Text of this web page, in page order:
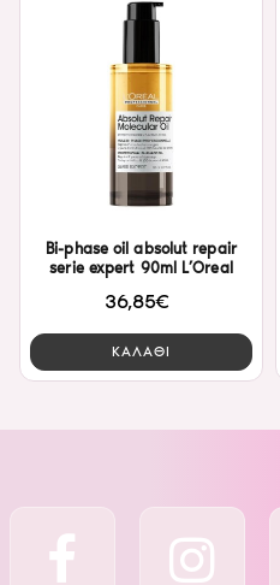
Bi-phase oil absolut repair
serie expert 90ml L’Oreal
36,85€
ΚΑΛΑΘΙ